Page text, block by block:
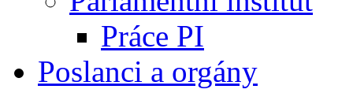
Práce PI
Poslanci a orgány